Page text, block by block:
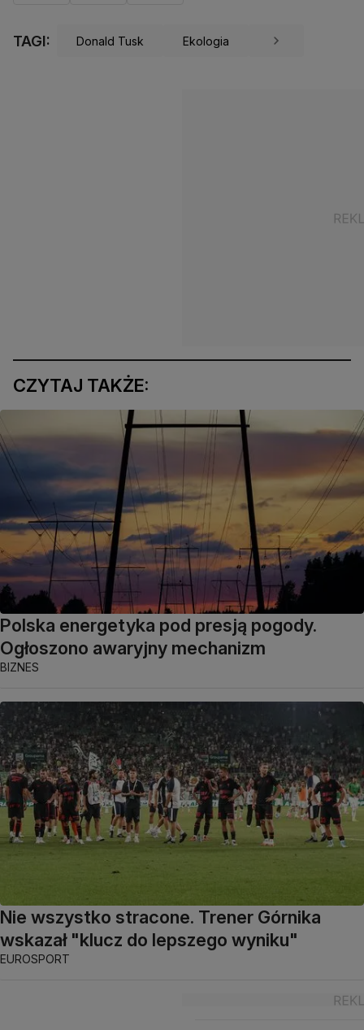
TAGI: Donald Tusk Ekologia
CZYTAJ TAKŻE:
Polska energetyka pod presją pogody.
Ogłoszono awaryjny mechanizm
BIZNES
Nie wszystko stracone. Trener Górnika
wskazał "klucz do lepszego wyniku"
EUROSPORT